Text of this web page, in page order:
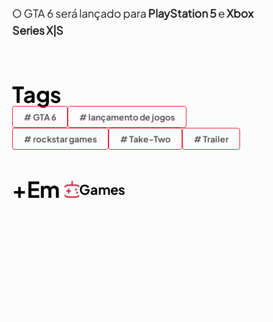
O GTA 6 será lançado para PlayStation 5eXbox
Series X|S
Tags
# GTA 6
# lançamento de jogos
# rockstar games
# Take-Two # Trailer
+Em Games